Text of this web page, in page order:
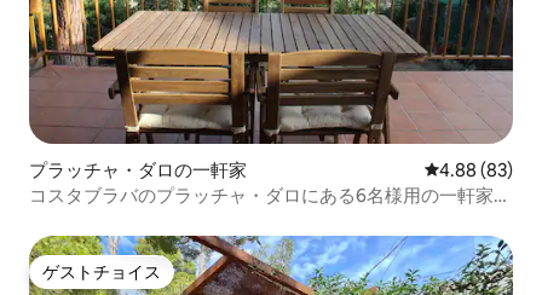
プラッチャ・ダロの一軒家 レビュー83
4.88 (83)
コスタブラバのプラッチャ・ダロにある6名様用の一軒家、
ゲストチョイス
ゲストチョイス